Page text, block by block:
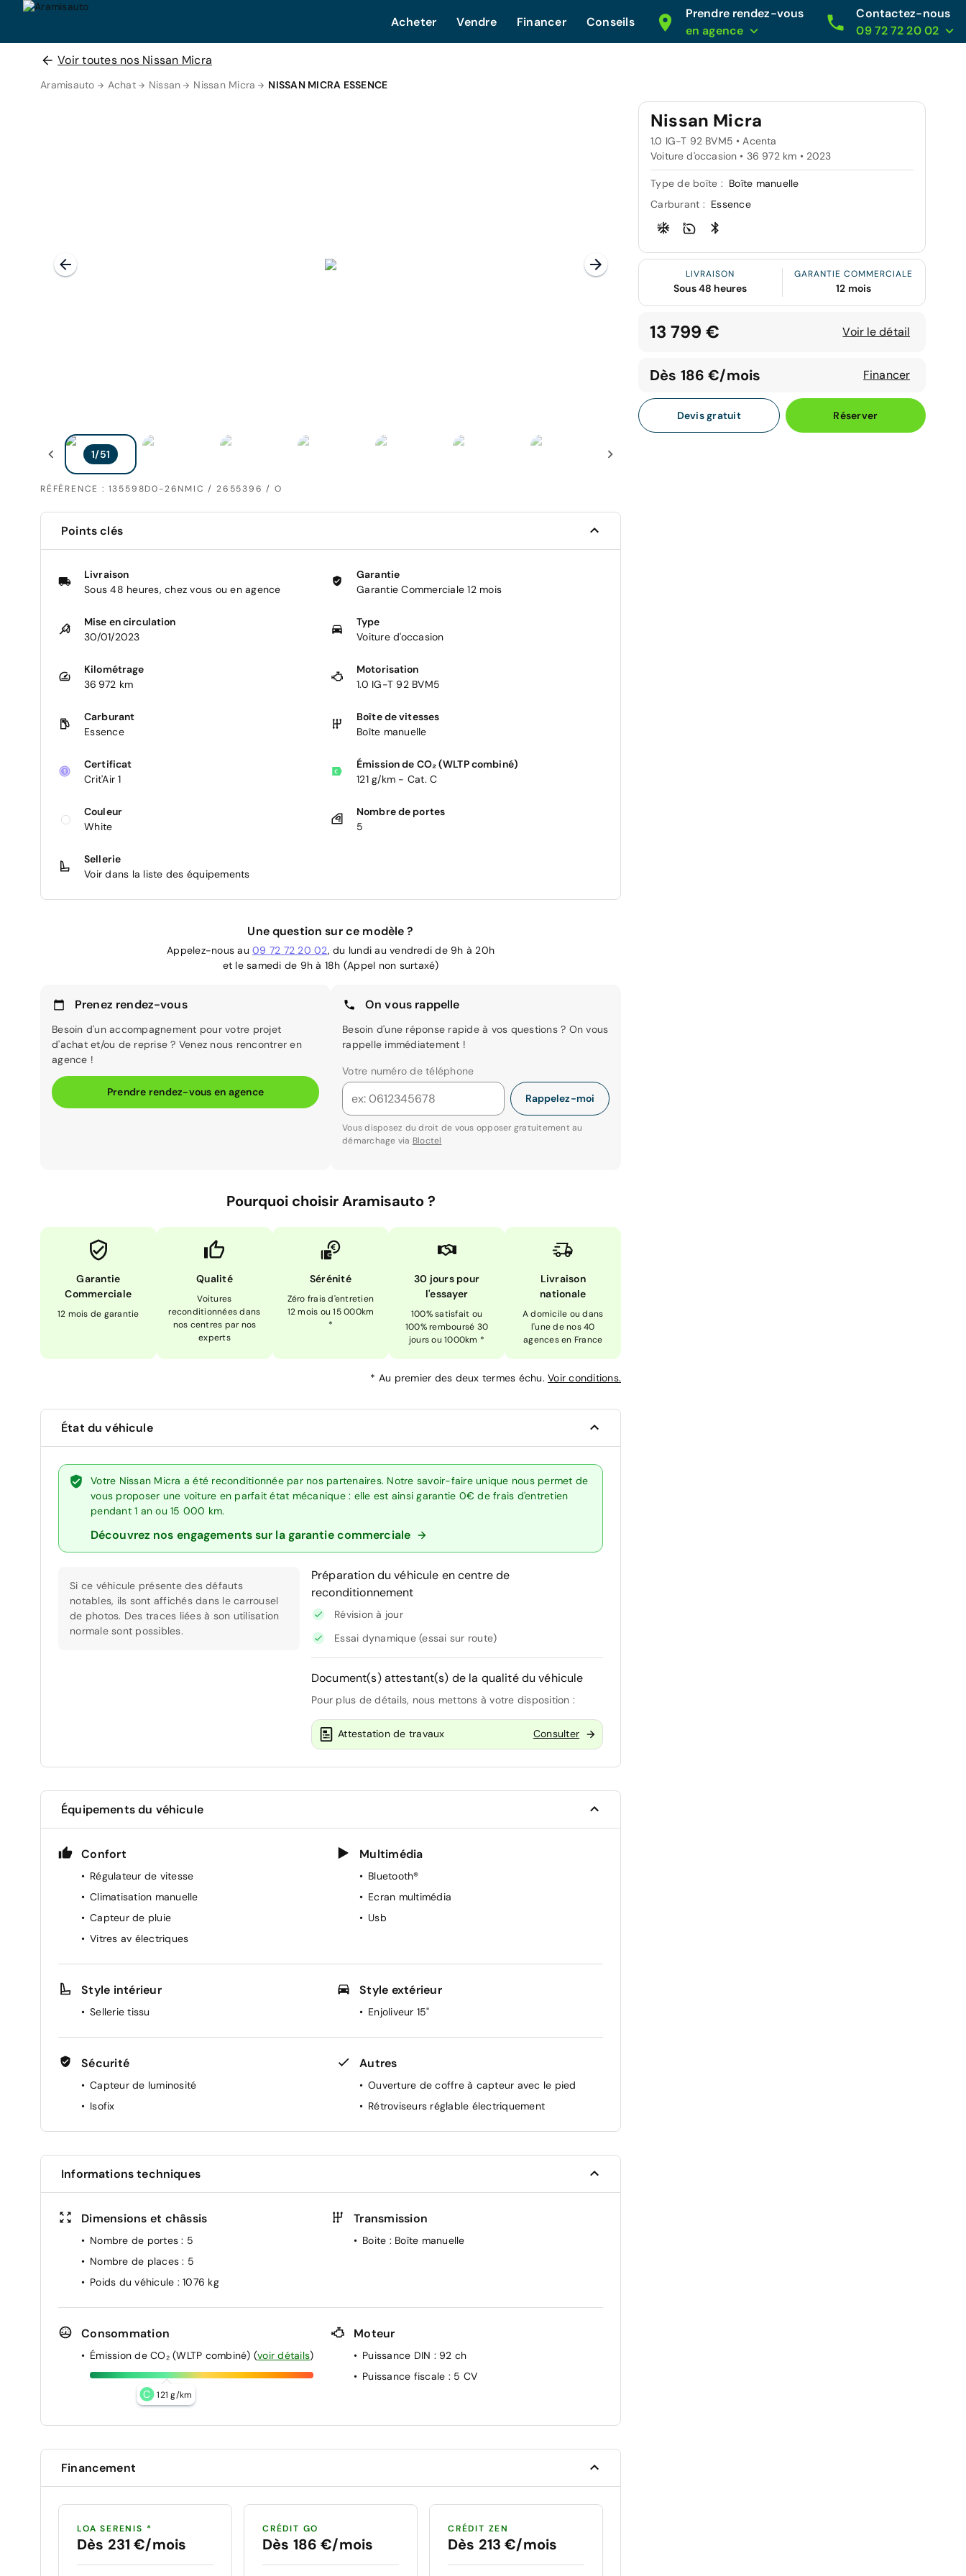
Acheter Vendre Financer Conseils
Prendre rendez-vous
en agence
Contactez-nous
09 72 72 20 02
Voir toutes nos Nissan Micra
Aramisauto Achat Nissan Nissan Micra NISSAN MICRA ESSENCE
RÉFÉRENCE : 135598D0-26NMIC / 2655396 / O
Nissan Micra
1.0 IG-T 92 BVM5 • Acenta
Voiture d'occasion • 36 972 km • 2023
Type de boîte : Boîte manuelle
Carburant : Essence
LIVRAISON
Sous 48 heures
GARANTIE COMMERCIALE
12 mois
13 799 € Voir le détail
Dès 186 €/mois Financer
Devis gratuit Réserver
Points clés
Livraison
Sous 48 heures, chez vous ou en agence
Garantie
Garantie Commerciale 12 mois
Mise en circulation
30/01/2023
Type
Voiture d'occasion
Kilométrage
36 972 km
Motorisation
1.0 IG-T 92 BVM5
Carburant
Essence
Boîte de vitesses
Boîte manuelle
Certificat
Crit'Air 1
Émission de CO₂ (WLTP combiné)
121 g/km - Cat. C
Couleur
White
Nombre de portes
5
Sellerie
Voir dans la liste des équipements
Une question sur ce modèle ?
Appelez-nous au 09 72 72 20 02, du lundi au vendredi de 9h à 20h
et le samedi de 9h à 18h (Appel non surtaxé)
Prenez rendez-vous
Besoin d'un accompagnement pour votre projet
d'achat et/ou de reprise ? Venez nous rencontrer en
agence !
Prendre rendez-vous en agence
On vous rappelle
Besoin d'une réponse rapide à vos questions ? On vous
rappelle immédiatement !
Votre numéro de téléphone
Rappelez-moi
Vous disposez du droit de vous opposer gratuitement au
démarchage via Bloctel
Pourquoi choisir Aramisauto ?
Garantie
Commerciale
12 mois de garantie
Qualité
Voitures
reconditionnées dans
nos centres par nos
experts
Sérénité
Zéro frais d'entretien
12 mois ou 15 000km
*
30 jours pour
l'essayer
100% satisfait ou
100% remboursé 30
jours ou 1000km *
Livraison
nationale
A domicile ou dans
l'une de nos 40
agences en France
* Au premier des deux termes échu. Voir conditions.
État du véhicule
Votre Nissan Micra a été reconditionnée par nos partenaires. Notre savoir-faire unique nous permet de
vous proposer une voiture en parfait état mécanique : elle est ainsi garantie 0€ de frais d'entretien
pendant 1 an ou 15 000 km.
Découvrez nos engagements sur la garantie commerciale
Si ce véhicule présente des défauts
notables, ils sont affichés dans le carrousel
de photos. Des traces liées à son utilisation
normale sont possibles.
Préparation du véhicule en centre de
reconditionnement
Révision à jour
Essai dynamique (essai sur route)
Document(s) attestant(s) de la qualité du véhicule
Pour plus de détails, nous mettons à votre disposition :
Attestation de travaux Consulter
Équipements du véhicule
Confort
Régulateur de vitesse
Climatisation manuelle
Capteur de pluie
Vitres av électriques
Multimédia
Bluetooth®
Ecran multimédia
Usb
Style intérieur
Sellerie tissu
Style extérieur
Enjoliveur 15"
Sécurité
Capteur de luminosité
Isofix
Autres
Ouverture de coffre à capteur avec le pied
Rétroviseurs réglable électriquement
Informations techniques
Dimensions et châssis
Nombre de portes: 5
Nombre de places: 5
Poids du véhicule : 1076 kg
Transmission
Boite : Boîte manuelle
Consommation
Émission de CO₂ (WLTP combiné) (voir détails)
C 121 g/km
Moteur
Puissance DIN : 92 ch
Puissance fiscale : 5 CV
Financement
LOA SERENIS *
Dès 231 €/mois
CRÉDIT GO
Dès 186 €/mois
CRÉDIT ZEN
Dès 213 €/mois